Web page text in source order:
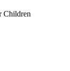
Children